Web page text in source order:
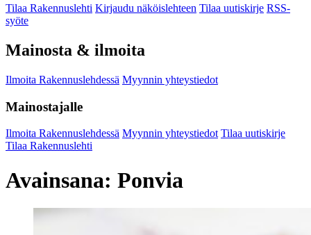
Tilaa Rakennuslehti Kirjaudu näköislehteen Tilaa uutiskirje RSS-
syöte
Mainosta & ilmoita
Ilmoita Rakennuslehdessä Myynnin yhteystiedot
Mainostajalle
Ilmoita Rakennuslehdessä Myynnin yhteystiedot Tilaa uutiskirje
Tilaa Rakennuslehti
Avainsana: Ponvia